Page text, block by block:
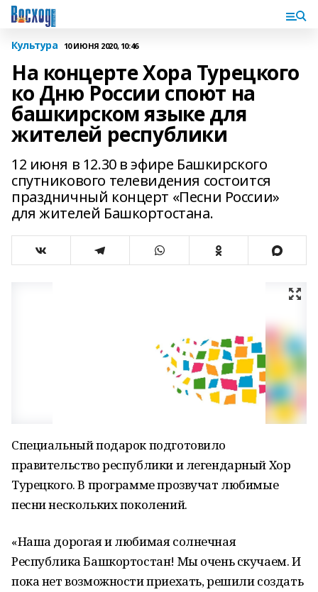
Культура 10 ИЮНЯ 2020, 10:46
На концерте Хора Турецкого
ко Дню России споют на
башкирском языке для
жителей республики
12 июня в 12.30 в эфире Башкирского
спутникового телевидения состоится
праздничный концерт «Песни России»
для жителей Башкортостана.
Специальный подарок подготовило
правительство республики и легендарный Хор
Турецкого. В программе прозвучат любимые
песни нескольких поколений.
«Наша дорогая и любимая солнечная
Республика Башкортостан! Мы очень скучаем. И
пока нет возможности приехать, решили создать